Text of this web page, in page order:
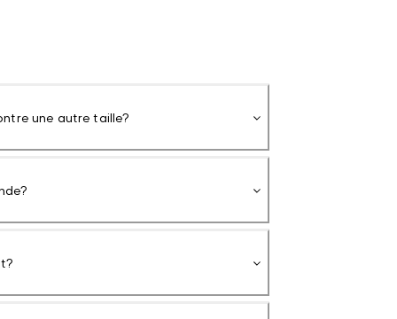
une autre taille?